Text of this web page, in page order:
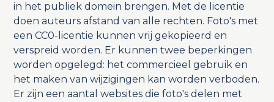
in het publiek domein brengen. Met de licentie
doen auteurs afstand van alle rechten. Foto's met
een CC0-licentie kunnen vrij gekopieerd en
verspreid worden. Er kunnen twee beperkingen
worden opgelegd: het commercieel gebruik en
het maken van wijzigingen kan worden verboden.
Er zijn een aantal websites die foto's delen met